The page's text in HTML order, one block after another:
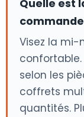
Quelle est
Visez la mi-
confortable.
selon les
coffrets
quantités.